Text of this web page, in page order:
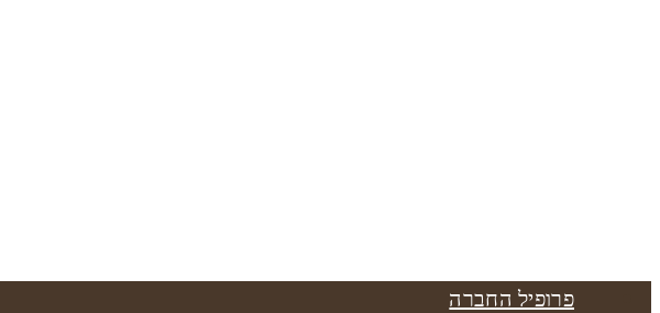
פרופיל החברה